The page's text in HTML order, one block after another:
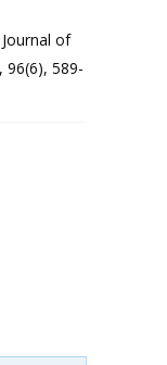
of
96(6), 589-